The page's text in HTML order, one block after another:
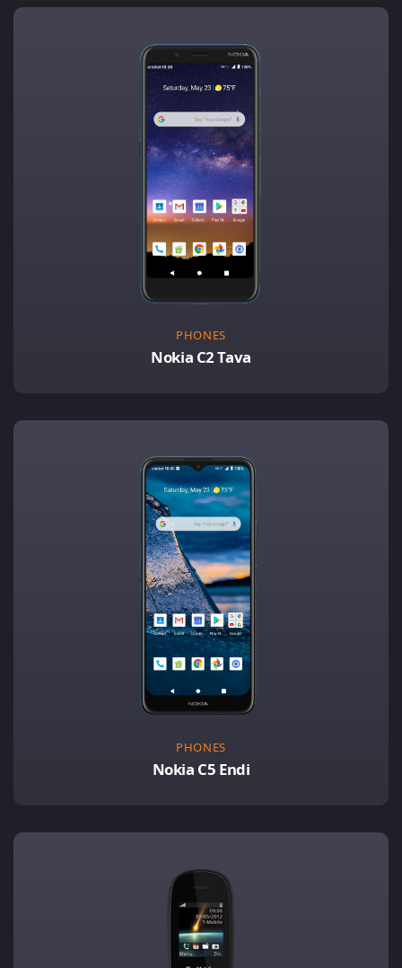
PHONES
Nokia C2 Tava
PHONES
Nokia C5 Endi